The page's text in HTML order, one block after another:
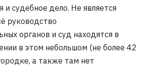
и судебное дело. Не является
руководство
органов и суд находятся в
в этом небольшом (не более 42
а также там нет